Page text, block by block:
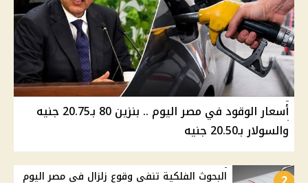
أسعار الوقود في مصر اليوم .. بنزين 80 بـ20.75 جنيه
والسولار بـ20.50 جنيه
البحوث الفلكية تنفي وقوع زلزال في مصر اليوم